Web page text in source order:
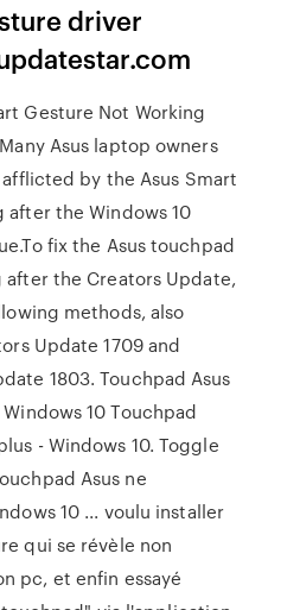
driver
Gesture Not Working
Asus laptop owners
by the Asus Smart
the Windows 10
fix the Asus touchpad
the Creators Update,
methods, also
Update 1709 and
1803. Touchpad Asus
10 Touchpad
- Windows 10. Toggle
Asus ne
10 ... voulu installer
qui se révèle non
pc, et enfin essayé